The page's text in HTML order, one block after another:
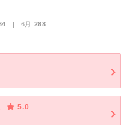
| 6月:288
5.0